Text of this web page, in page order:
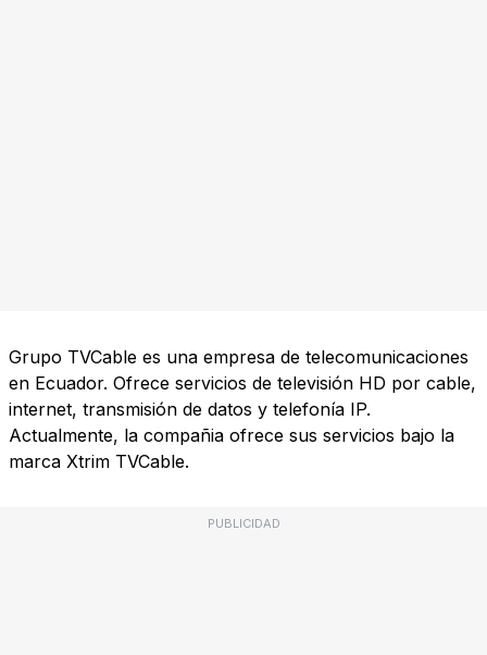
Grupo TVCable es una empresa de telecomunicaciones
en Ecuador. Ofrece servicios de televisión HD por cable,
internet, transmisión de datos y telefonía IP.
Actualmente, la compañia ofrece sus servicios bajo la
marca Xtrim TVCable.
PUBLICIDAD